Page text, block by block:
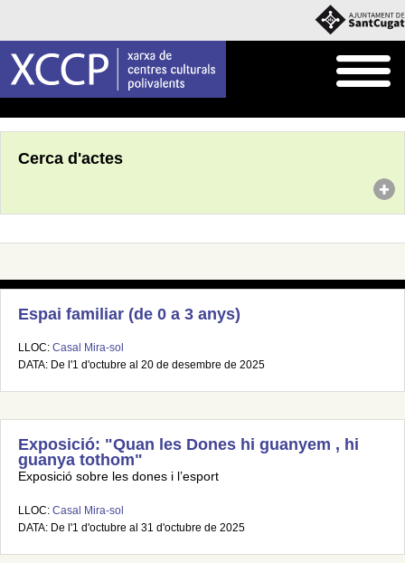
Cerca d'actes
Espai familiar (de 0 a 3 anys)
LLOC: Casal Mira-sol
DATA: De l'1 d'octubre al 20 de desembre de 2025
Exposició: "Quan les Dones hi guanyem , hi
guanya tothom"
Exposició sobre les dones i l’esport
LLOC: Casal Mira-sol
DATA: De l'1 d'octubre al 31 d'octubre de 2025